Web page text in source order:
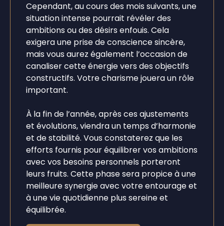
Cependant, au cours des mois suivants, une
situation intense pourrait révéler des
ambitions ou des désirs enfouis. Cela
exigera une prise de conscience sincère,
mais vous aurez également l’occasion de
canaliser cette énergie vers des objectifs
constructifs. Votre charisme jouera un rôle
important.
À la fin de l’année, après ces ajustements
et évolutions, viendra un temps d’harmonie
et de stabilité. Vous constaterez que les
efforts fournis pour équilibrer vos ambitions
avec vos besoins personnels porteront
leurs fruits. Cette phase sera propice à une
meilleure synergie avec votre entourage et
à une vie quotidienne plus sereine et
équilibrée.